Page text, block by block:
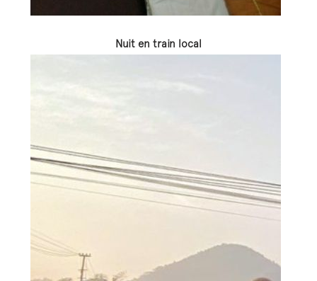
Nuit en train local